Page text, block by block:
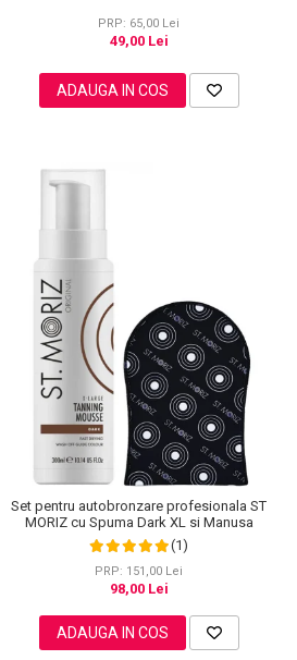
PRP: 65,00 Lei
49,00 Lei
ADAUGA IN COS
Set pentru autobronzare profesionala ST
MORIZ cu Spuma Dark XL si Manusa
(1)
PRP: 151,00 Lei
98,00 Lei
ADAUGA IN COS